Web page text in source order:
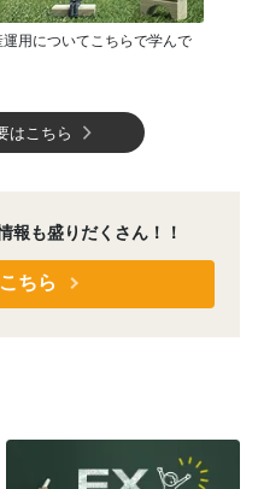
用についてこちらで学んで
はこちら
報も盛りだくさん！！
ちら